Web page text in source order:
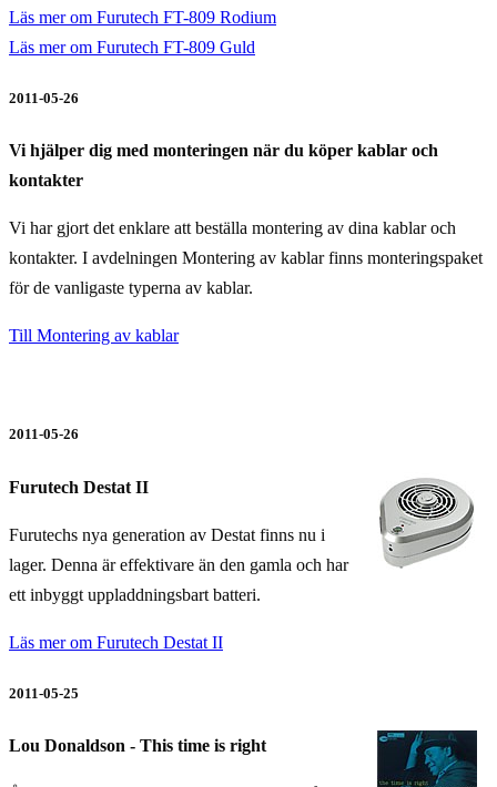
Läs mer om Furutech FT-809 Rodium
Läs mer om Furutech FT-809 Guld
2011-05-26
Vi hjälper dig med monteringen när du köper kablar och
kontakter
Vi har gjort det enklare att beställa montering av dina kablar och
kontakter. I avdelningen Montering av kablar finns monteringspaket
för de vanligaste typerna av kablar.
Till Montering av kablar
2011-05-26
Furutech Destat II
Furutechs nya generation av Destat finns nu i
lager. Denna är effektivare än den gamla och har
ett inbyggt uppladdningsbart batteri.
Läs mer om Furutech Destat II
2011-05-25
Lou Donaldson - This time is right